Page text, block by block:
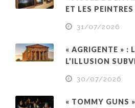
ET LES PEINTRES
31/07/2026
« AGRIGENTE » :
L’ILLUSION
30/07/2026
« TOMMY GUNS